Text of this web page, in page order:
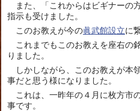
また、「これからはビギナーの
指示も受けました。
このお教えが今の眞武館設立に
これまでもこのお教えを座右の
りました。
しかしながら、このお教えが本
事だと思う様になりました。
これは、一昨年の４月に枚方市
事です。